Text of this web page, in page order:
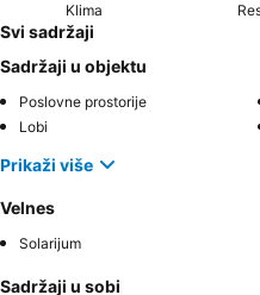
Klima
Svi sadržaji
Sadržaji u objektu
Poslovne prostorije
Lobi
Prikaži više
Velnes
Solarijum
Sadržaji u sobi